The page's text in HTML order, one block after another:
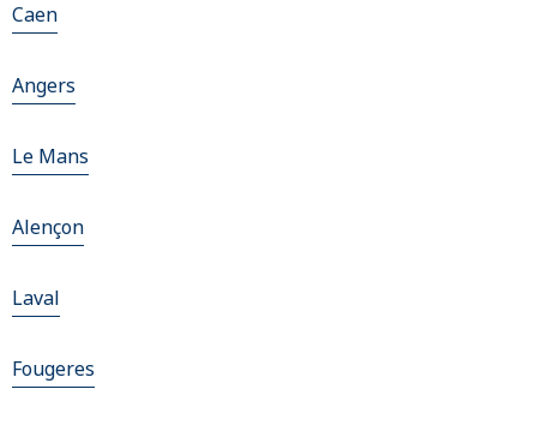
Caen
Angers
Le Mans
Alençon
Laval
Fougeres